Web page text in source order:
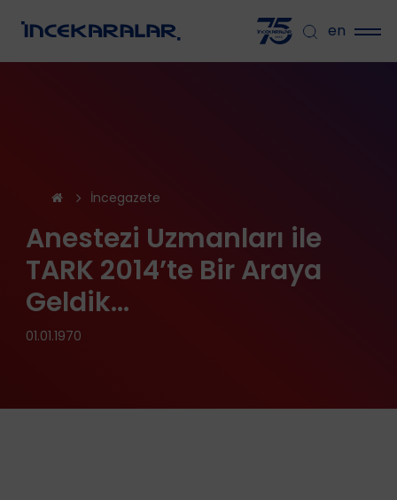
en
İncegazete
Anestezi Uzmanları ile
TARK 2014’te Bir Araya
Geldik...
01.01.1970